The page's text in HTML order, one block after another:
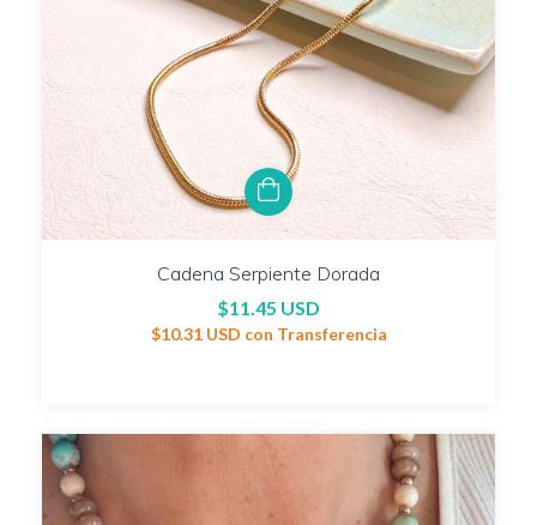
Cadena Serpiente Dorada
$11.45 USD
$10.31 USD con Transferencia